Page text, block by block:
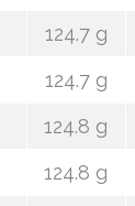
124.7 g
124.7 g
124.8 g
124.8 g